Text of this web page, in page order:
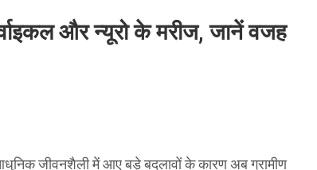
और न्यूरो के मरीज, जानें वजह
जीवनशैली में आए बड़े बदलावों के कारण अब ग्रामीण